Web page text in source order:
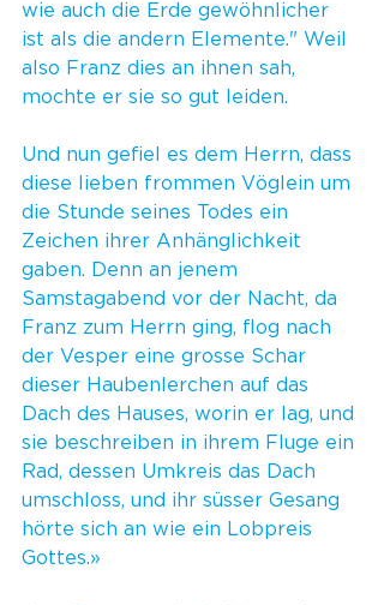
wie auch die Erde gewöhnlicher
ist als die andern Elemente." Weil
also Franz dies an ihnen sah,
mochte er sie so gut leiden.
Und nun gefiel es dem Herrn, dass
diese lieben frommen Vöglein um
die Stunde seines Todes ein
Zeichen ihrer Anhänglichkeit
gaben. Denn an jenem
Samstagabend vor der Nacht, da
Franz zum Herrn ging, flog nach
der Vesper eine grosse Schar
dieser Haubenlerchen auf das
Dach des Hauses, worin er lag, und
sie beschreiben in ihrem Fluge ein
Rad, dessen Umkreis das Dach
umschloss, und ihr süsser Gesang
hörte sich an wie ein Lobpreis
Gottes.»